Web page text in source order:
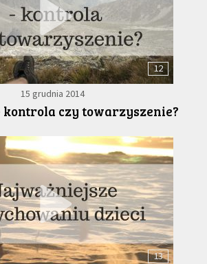
12
15 grudnia 2014
kontrola czy towarzyszenie?
13